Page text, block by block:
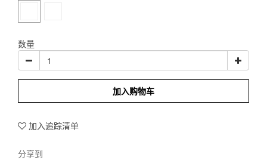
数量
加入购物车
加入追踪清单
分享到